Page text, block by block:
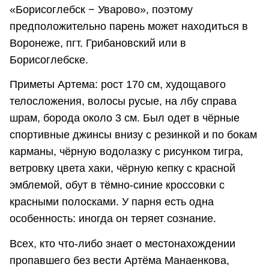
«Борисоглебск − Уварово», поэтому
предположительно парень может находиться в
Воронеже, пгт. Грибановский или в
Борисоглебске.
Приметы Артема: рост 170 см, худощавого
телосложения, волосы русые, на лбу справа
шрам, борода около 3 см. Был одет в чёрные
спортивные джинсы внизу с резинкой и по бокам
карманы, чёрную водолазку с рисунком тигра,
ветровку цвета хаки, чёрную кепку с красной
эмблемой, обут в тёмно-синие кроссовки с
красными полосками. У парня есть одна
особенность: иногда он теряет сознание.
Всех, кто что-либо знает о местонахождении
пропавшего без вести Артёма Манаенкова,